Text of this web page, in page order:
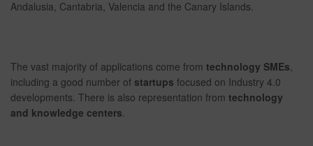
Andalusia, Cantabria, Valencia and the Canary Islands.
The vast majority of applications come from technology SMEs,
including a good number of startups focused on Industry 4.0
developments. There is also representation from technology
and knowledge centers.